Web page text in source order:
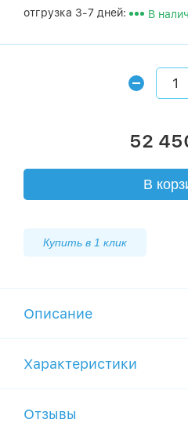
отгрузка 3-7 дней:
В
52
В
Купить в 1 клик
Описание
Характеристики
Отзывы